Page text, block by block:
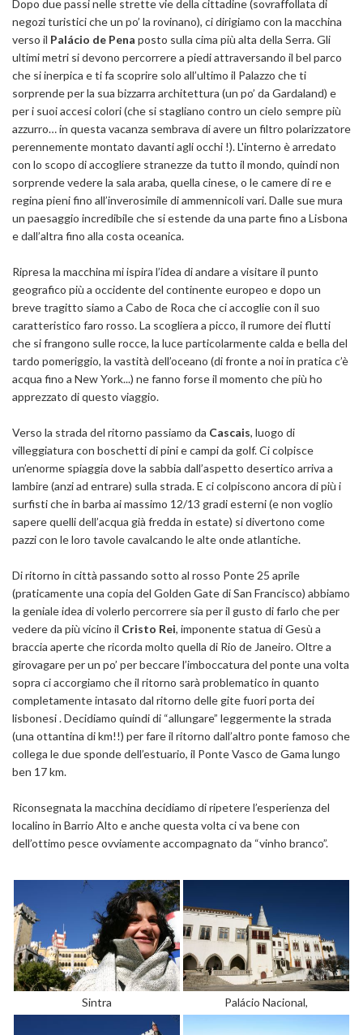
Dopo due passi nelle strette vie della cittadine (sovraffollata di
negozi turistici che un po’ la rovinano), ci dirigiamo con la macchina
verso il Palácio de Pena posto sulla cima più alta della Serra. Gli
ultimi metri si devono percorrere a piedi attraversando il bel parco
che si inerpica e ti fa scoprire solo all’ultimo il Palazzo che ti
sorprende per la sua bizzarra architettura (un po’ da Gardaland) e
per i suoi accesi colori (che si stagliano contro un cielo sempre più
azzurro… in questa vacanza sembrava di avere un filtro polarizzatore
perennemente montato davanti agli occhi !). L'interno è arredato
con lo scopo di accogliere stranezze da tutto il mondo, quindi non
sorprende vedere la sala araba, quella cinese, o le camere di re e
regina pieni fino all’inverosimile di ammennicoli vari. Dalle sue mura
un paesaggio incredibile che si estende da una parte fino a Lisbona
e dall’altra fino alla costa oceanica.
Ripresa la macchina mi ispira l’idea di andare a visitare il punto
geografico più a occidente del continente europeo e dopo un
breve tragitto siamo a Cabo de Roca che ci accoglie con il suo
caratteristico faro rosso. La scogliera a picco, il rumore dei flutti
che si frangono sulle rocce, la luce particolarmente calda e bella del
tardo pomeriggio, la vastità dell’oceano (di fronte a noi in pratica c’è
acqua fino a New York...) ne fanno forse il momento che più ho
apprezzato di questo viaggio.
Verso la strada del ritorno passiamo da Cascais, luogo di
villeggiatura con boschetti di pini e campi da golf. Ci colpisce
un’enorme spiaggia dove la sabbia dall’aspetto desertico arriva a
lambire (anzi ad entrare) sulla strada. E ci colpiscono ancora di più i
surfisti che in barba ai massimo 12/13 gradi esterni (e non voglio
sapere quelli dell’acqua già fredda in estate) si divertono come
pazzi con le loro tavole cavalcando le alte onde atlantiche.
Di ritorno in città passando sotto al rosso Ponte 25 aprile
(praticamente una copia del Golden Gate di San Francisco) abbiamo
la geniale idea di volerlo percorrere sia per il gusto di farlo che per
vedere da più vicino il Cristo Rei, imponente statua di Gesù a
braccia aperte che ricorda molto quella di Rio de Janeiro. Oltre a
girovagare per un po’ per beccare l’imboccatura del ponte una volta
sopra ci accorgiamo che il ritorno sarà problematico in quanto
completamente intasato dal ritorno delle gite fuori porta dei
lisbonesi . Decidiamo quindi di “allungare” leggermente la strada
(una ottantina di km!!) per fare il ritorno dall’altro ponte famoso che
collega le due sponde dell’estuario, il Ponte Vasco de Gama lungo
ben 17 km.
Riconsegnata la macchina decidiamo di ripetere l’esperienza del
localino in Barrio Alto e anche questa volta ci va bene con
dell’ottimo pesce ovviamente accompagnato da “vinho branco”.
Sintra Palácio Nacional,